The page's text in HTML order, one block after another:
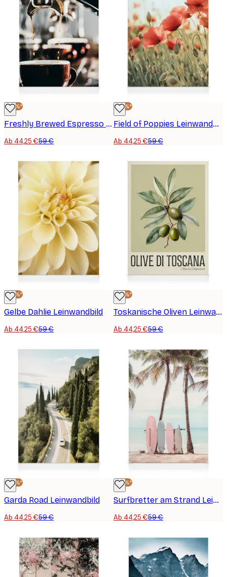
-25%*
Freshly Brewed Espresso Leinwand
Ab 44,25 €59 €
-25%*
Field of Poppies Leinwandbild
Ab 44,25 €59 €
-25%*
Gelbe Dahlie Leinwandbild
Ab 44,25 €59 €
-25%*
Toskanische Oliven Leinwandbild
Ab 44,25 €59 €
-25%*
Garda Road Leinwandbild
Ab 44,25 €59 €
-25%*
Surfbretter am Strand Leinwand
Ab 44,25 €59 €